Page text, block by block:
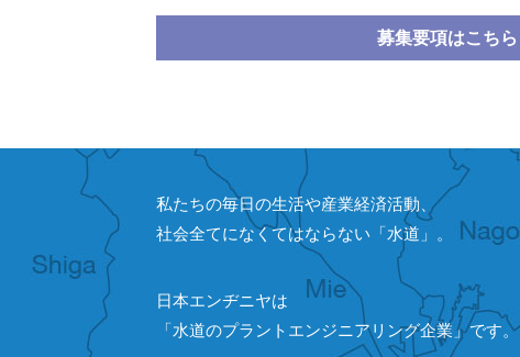
募集要項はこちら
私たちの毎日の生活や産業経済活動、
社会全てになくてはならない「水道」。
日本エンヂニヤは
「水道のプラントエンジニアリング企業」です。